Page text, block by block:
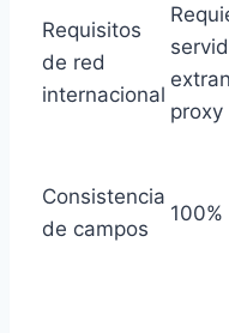
Requisitos
de red
internacional
proxy
Consistencia
de campos